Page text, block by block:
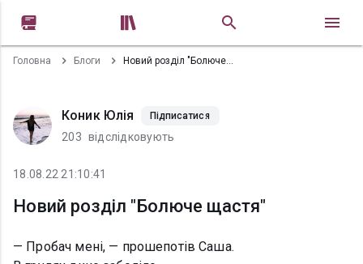
 
Головна Блоги Новий розділ "Болюче щастя"
Коник Юлія Підписатися
203 відслідковують
18.08.22 21:10:41
Новий розділ "Болюче щастя"
— Пробач мені, — прошепотів Саша.